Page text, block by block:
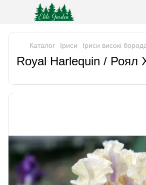
Каталог Iриси Іриси високі
Royal Harlequin / Роял